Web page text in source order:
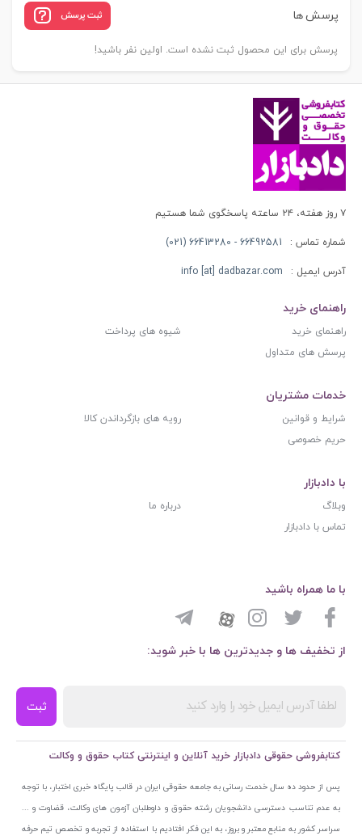
پرسش ها ثبت پرسش
پرسش برای این محصول ثبت نشده است. اولین نفر باشید!
۷ روز هفته، ۲۴ ساعته پاسخگوی شما هستیم
شماره تماس : 66492581 - 66413280 (021)
آدرس ایمیل : info [at] dadbazar.com
راهنمای خرید
راهنمای خرید
شیوه های پرداخت
پرسش های متداول
خدمات مشتریان
شرایط و قوانین
رویه های بازگرداندن کالا
حریم خصوصی
با دادبازار
وبلاگ
درباره ما
تماس با دادبازار
از تخفیف ها و جدیدترین ها با خبر شوید:
ثبت
با ما همراه باشید
کتابفروشی حقوقی دادبازار خرید آنلاین و اینترنتی کتاب حقوق و وکالت
پس از حدود ده سال خدمت رسانی به جامعه حقوقی ایران در قالب پایگاه خبری اختبار، با توجه
به عدم تناسب دسترسی دانشجویان رشته حقوق و داوطلبان آزمون های وکالت، قضاوت و ...
سراسر کشور به منابع معتبر و بروز، به این فکر افتادیم با استفاده از تجربه و تخصص تیم حرفه